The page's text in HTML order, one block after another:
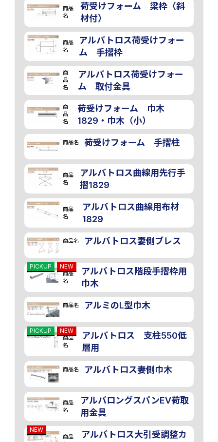
商品
名
荷受けフォーム 梁枠（斜
材付）
商品
名
アルバトロス荷受けフォー
ム 手摺枠
商
品
名
アルバトロス荷受けフォー
ム 取付金具
商
品
名
荷受けフォーム 巾木
1829・巾木（小）
商品名 荷受けフォーム 手摺柱
商品
名
アルバトロス曲線用先行手
摺1829
商品
名
アルバトロス曲線用布材
1829
商品名 アルバトロス妻側ブレス
PICKUP NEW
商品
名
アルバトロス階段手摺枠用
巾木
商品名 アルミのL型巾木
PICKUP NEW
商品
名
アルバトロス 支柱550低
層用
商品名 アルバトロス妻側巾木
商品
名
アルバロングスパンEV荷取
用金具
NEW
商品
アルバトロス大引受調整カ